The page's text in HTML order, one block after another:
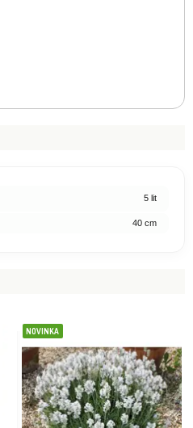
5 lit
40 cm
NOVINKA